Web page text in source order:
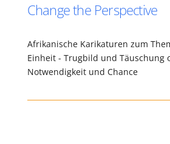
Change the Perspective
Afrikanische Karikaturen zum
Einheit - Trugbild und Täuschung
Notwendigkeit und Chance